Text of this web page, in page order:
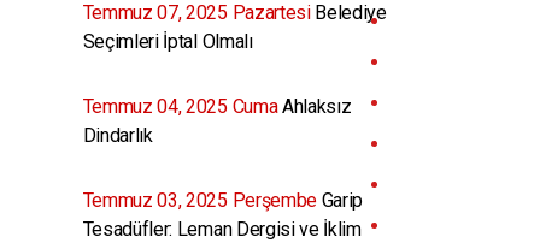
Temmuz 07, 2025 PazartesiBelediye
Seçimleri İptal Olmalı
Temmuz 04, 2025 CumaAhlaksız
Dindarlık
Temmuz 03, 2025 PerşembeGarip
Tesadüfler: Leman Dergisi ve İklim